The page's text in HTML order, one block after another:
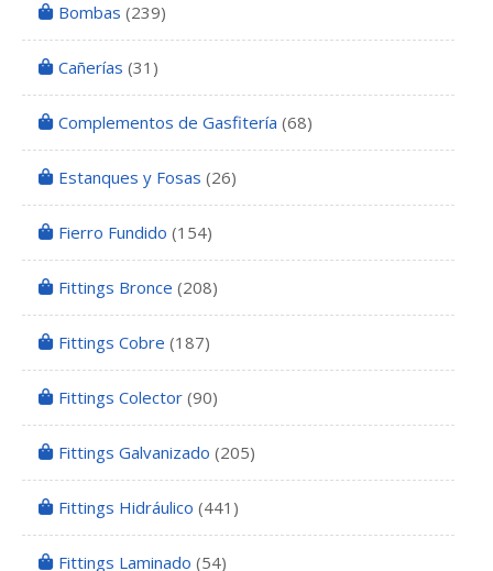
Bombas (239)
Cañerías (31)
Complementos de Gasfitería (68)
Estanques y Fosas (26)
Fierro Fundido (154)
Fittings Bronce (208)
Fittings Cobre (187)
Fittings Colector (90)
Fittings Galvanizado (205)
Fittings Hidráulico (441)
Fittings Laminado (54)